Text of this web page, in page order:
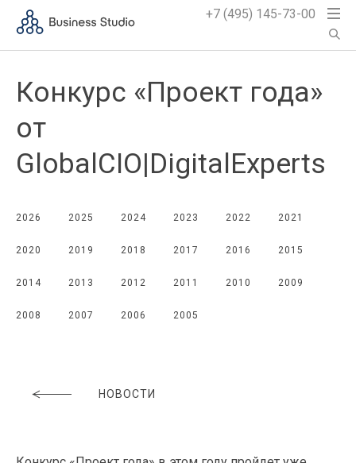
+7 (495) 145-73-00
Конкурс «Проект года»
от
GlobalCIO|DigitalExperts
2026 2025 2024 2023 2022 2021
2020 2019 2018 2017 2016 2015
2014 2013 2012 2011 2010 2009
2008 2007 2006 2005
НОВОСТИ